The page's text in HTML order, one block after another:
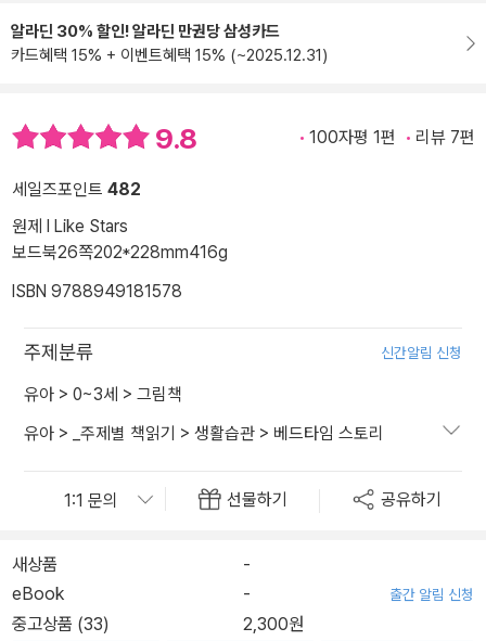
알라딘 30% 할인! 알라딘 만권당 삼성카드
카드혜택 15% + 이벤트혜택 15% (~2025.12.31)
9.8 100자평 1편 리뷰 7편
세일즈포인트 482
원제 I Like Stars
보드북26쪽202*228mm416g
ISBN 9788949181578
주제분류 신간알림 신청
유아 > 0~3세 > 그림책
유아 > _주제별 책읽기 > 생활습관 > 베드타임 스토리
선물하기 공유하기
새상품
-
eBook
- 출간 알림 신청
중고상품 (33) 2,300원